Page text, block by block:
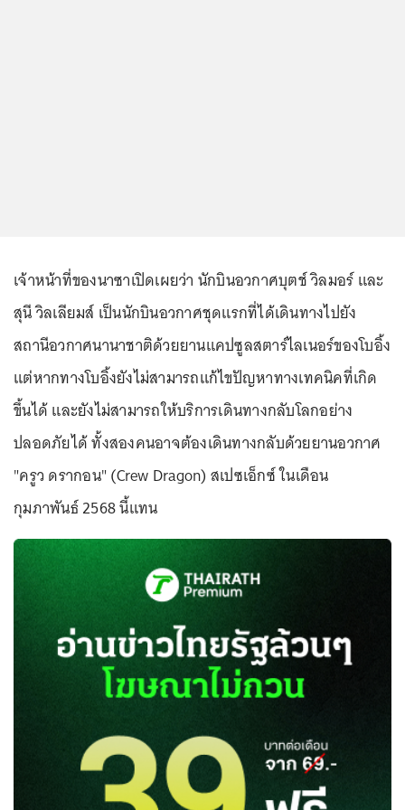
เจ้าหน้าที่ของนาซาเปิดเผยว่า นักบินอวกาศบุตช์ วิลมอร์ และ
สุนี วิลเลียมส์ เป็นนักบินอวกาศชุดแรกที่ได้เดินทางไปยัง
สถานีอวกาศนานาชาติด้วยยานแคปซูลสตาร์ไลเนอร์ของโบอิ้ง
แต่หากทางโบอิ้งยังไม่สามารถแก้ไขปัญหาทางเทคนิคที่เกิด
ขึ้นได้ และยังไม่สามารถให้บริการเดินทางกลับโลกอย่าง
ปลอดภัยได้ ทั้งสองคนอาจต้องเดินทางกลับด้วยยานอวกาศ
"ครูว ดรากอน" (Crew Dragon) สเปซเอ็กซ์ ในเดือน
กุมภาพันธ์ 2568 นี้แทน